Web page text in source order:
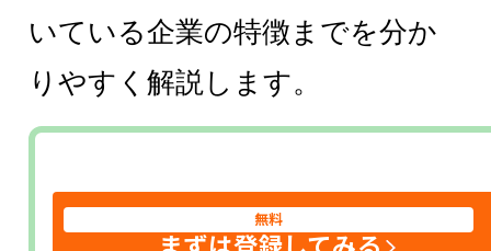
いている企業の特徴までを分か
りやすく解説します。
無料